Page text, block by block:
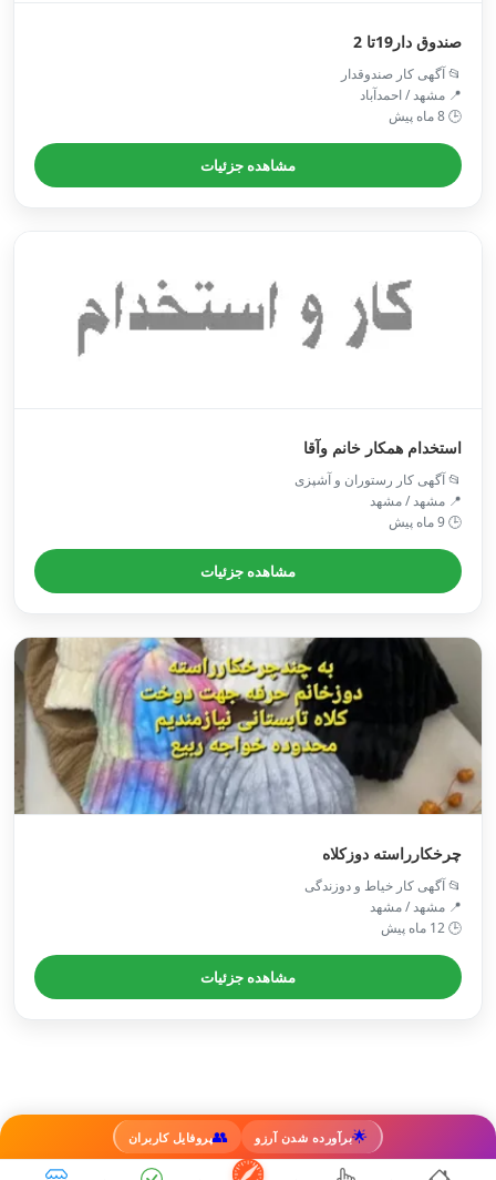
🌟برآورده شدن آرزو 👥پروفایل کاربران
صندوق دار19تا 2
📂 آگهی کار صندوقدار
📍 مشهد / احمدآباد
🕒 8 ماه پیش
مشاهده جزئیات
استخدام همکار خانم وآقا
📂 آگهی کار رستوران و آشپزی
📍 مشهد / مشهد
🕒 9 ماه پیش
مشاهده جزئیات
چرخکارراسته دوزکلاه
📂 آگهی کار خیاط و دوزندگی
📍 مشهد / مشهد
🕒 12 ماه پیش
مشاهده جزئیات